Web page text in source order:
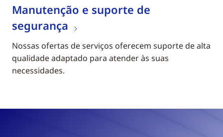
Manutenção e suporte de
segurança
Nossas ofertas de serviços oferecem suporte de alta
qualidade adaptado para atender às suas
necessidades.